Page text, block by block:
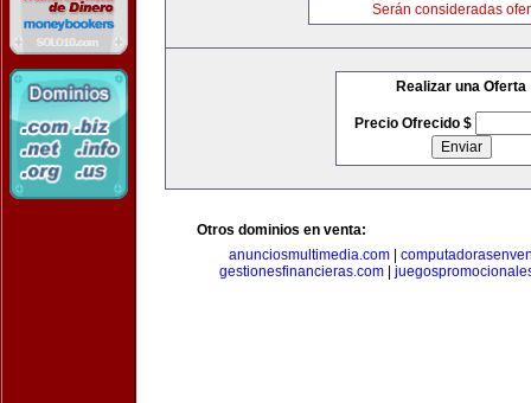
Serán consideradas
Realizar una Oferta
Precio Ofrecido $
Otros dominios en venta:
anunciosmultimedia.com
gestionesfinancieras.com